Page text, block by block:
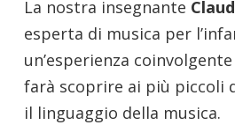
La nostra insegnante
esperta di musica per
un’esperienza
farà scoprire ai più piccoli
il linguaggio della musica.